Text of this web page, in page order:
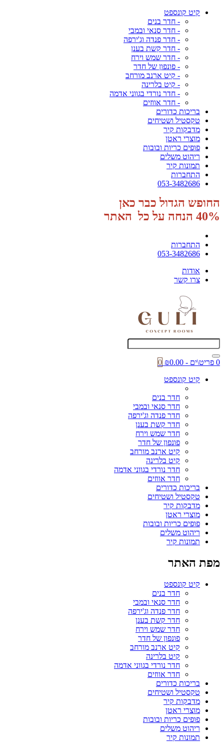
קיט קונספט
- חדר בנים
- חדר סנאי ובמבי
- חדר פנדה וג'ירפה
- חדר קשת בענן
- חדר שמש וירח
- פונפון של חדר
- קיט ארנב מורחב
- קיט בלרינה
- חדר נורדי בגווני אדמה
- חדר אווזים
בריכות כדורים
טקסטיל ושטיחים
מדבקות קיר
מוצרי ראטן
פופים כריות ובובות
ריהוט משלים
תמונות קיר
התחברות
053-3482686
החופש הגדול כבר כאן
40% הנחה על כל האתר
התחברות
053-3482686
אודות
צרו קשר
0 פריט\ים - ₪0.00
0
קיט קונספט
חדר בנים
חדר סנאי ובמבי
חדר פנדה וג'ירפה
חדר קשת בענן
חדר שמש וירח
פונפון של חדר
קיט ארנב מורחב
קיט בלרינה
חדר נורדי בגווני אדמה
חדר אווזים
בריכות כדורים
טקסטיל ושטיחים
מדבקות קיר
מוצרי ראטן
פופים כריות ובובות
ריהוט משלים
תמונות קיר
מפת האתר
קיט קונספט
חדר בנים
חדר סנאי ובמבי
חדר פנדה וג'ירפה
חדר קשת בענן
חדר שמש וירח
פונפון של חדר
קיט ארנב מורחב
קיט בלרינה
חדר נורדי בגווני אדמה
חדר אווזים
בריכות כדורים
טקסטיל ושטיחים
מדבקות קיר
מוצרי ראטן
פופים כריות ובובות
ריהוט משלים
תמונות קיר